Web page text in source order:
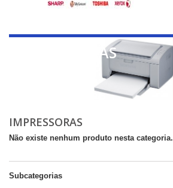
IMPRESSORAS
IMPRESSORAS
Não existe nenhum produto nesta categoria.
Subcategorias